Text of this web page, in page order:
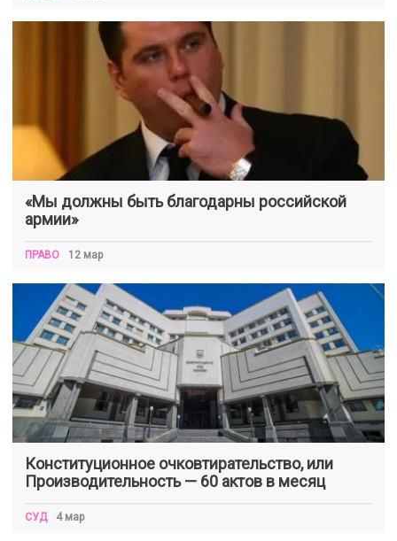
«Мы должны быть благодарны российской
армии»
ПРАВО 12 мар
Конституционное очковтирательство, или
Производительность — 60 актов в месяц
СУД 4 мар